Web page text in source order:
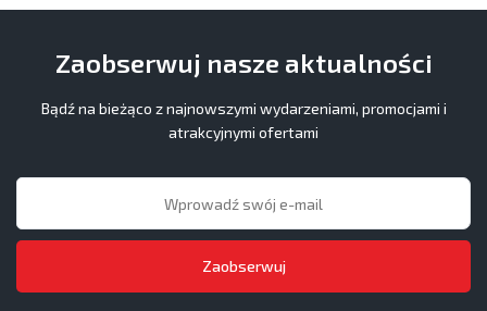
Zaobserwuj nasze aktualności
Bądź na bieżąco z najnowszymi wydarzeniami, promocjami i
atrakcyjnymi ofertami
Zaobserwuj